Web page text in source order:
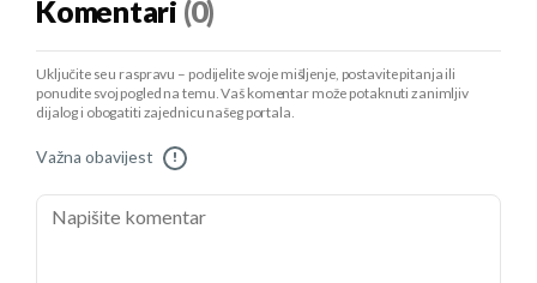
Komentari (0)
Uključite se u raspravu – podijelite svoje mišljenje, postavite pitanja ili
ponudite svoj pogled na temu. Vaš komentar može potaknuti zanimljiv
dijalog i obogatiti zajednicu našeg portala.
Važna obavijest !